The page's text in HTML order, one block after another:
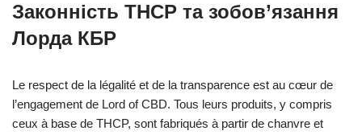
Законність THCP та зобов’язання
Лорда КБР
Le respect de la légalité et de la transparence est au cœur de
l’engagement de Lord of CBD. Tous leurs produits, y compris
ceux à base de THCP, sont fabriqués à partir de chanvre et